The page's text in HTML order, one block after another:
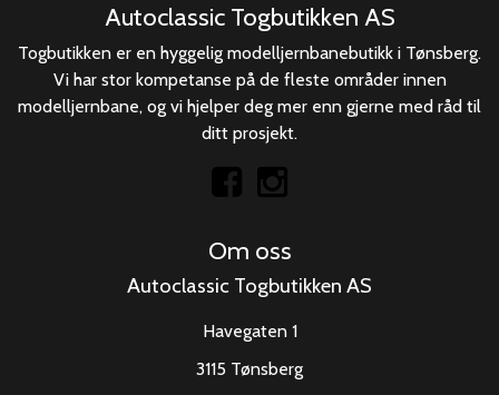
Autoclassic Togbutikken AS
Togbutikken er en hyggelig modelljernbanebutikk i Tønsberg.
Vi har stor kompetanse på de fleste områder innen
modelljernbane, og vi hjelper deg mer enn gjerne med råd til
ditt prosjekt.
Om oss
Autoclassic Togbutikken AS
Havegaten 1
3115 Tønsberg